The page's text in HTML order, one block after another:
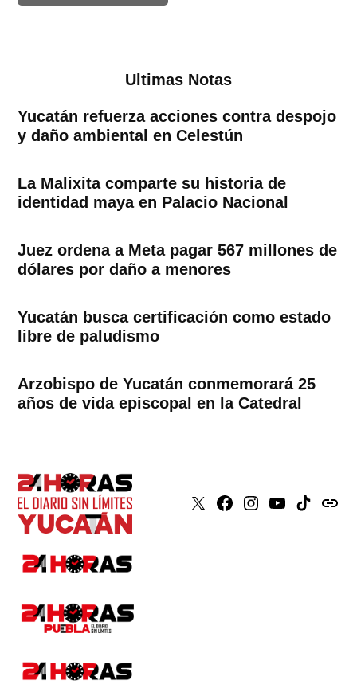
Ultimas Notas
Yucatán refuerza acciones contra despojo
y daño ambiental en Celestún
La Malixita comparte su historia de
identidad maya en Palacio Nacional
Juez ordena a Meta pagar 567 millones de
dólares por daño a menores
Yucatán busca certificación como estado
libre de paludismo
Arzobispo de Yucatán conmemorará 25
años de vida episcopal en la Catedral
X Faceboook
Instagram
YoutubeTiktokissuu